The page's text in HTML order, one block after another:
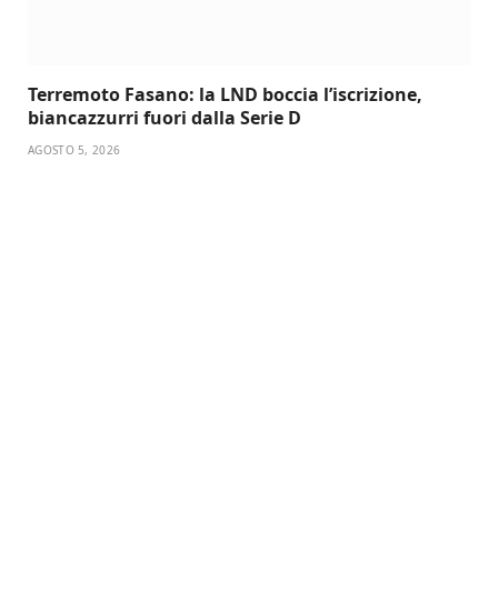
Terremoto Fasano: la LND boccia l’iscrizione,
biancazzurri fuori dalla Serie D
AGOSTO 5, 2026